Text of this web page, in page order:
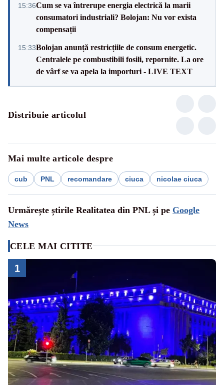
15:36Cum se va întrerupe energia electrică la marii
consumatori industriali? Bolojan: Nu vor exista
compensații
15:33Bolojan anunță restricțiile de consum energetic.
Centralele pe combustibili fosili, repornite. La ore
de vârf se va apela la importuri - LIVE TEXT
Distribuie articolul
Mai multe articole despre
cub PNL recomandare ciuca nicolae ciuca
Urmărește știrile Realitatea din PNL și pe Google
News
CELE MAI CITITE
1